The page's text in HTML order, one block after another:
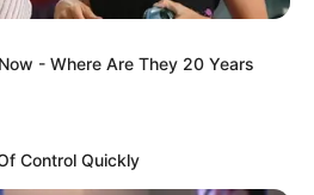
στηνΕύβοιαμε
εσπευσμένα σε
με θύμα έναν
- Where Are They 20 Years
Control Quickly